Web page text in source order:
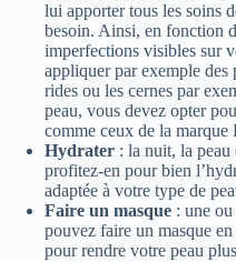
lui apporter tous les soins
besoin. Ainsi, en fonction
imperfections visibles sur
appliquer par exemple des
rides ou les cernes par
peau, vous devez opter
comme ceux de la marque
Hydrater : la nuit, la peau
profitez-en pour bien
adaptée à votre type de
Faire un masque : une
pouvez faire un masque
pour rendre votre peau